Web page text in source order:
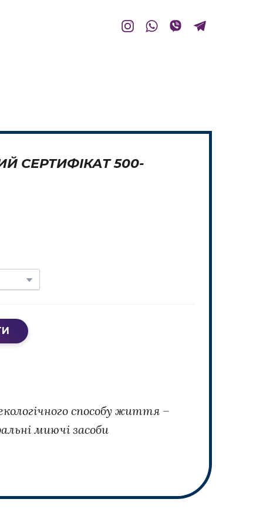
СЕРТИФІКАТ 500-
способу життя –
миючі засоби